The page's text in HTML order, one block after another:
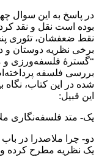
در پاسخ به این سوال
بوده است نقل و نقد
نقط ضعفشان، تئوری
برخی نظریه دوستان و
“‌گسترۀ فلسفه‌ورزی و
بررسی فلسفه
شده در این کتاب،
این قبیل‌:
یک- متد فلسفه‌نگاری
دو- چرا ملاصدرا در
یک نظریه مطرح کرده